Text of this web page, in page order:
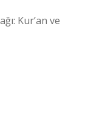
Kur’an ve